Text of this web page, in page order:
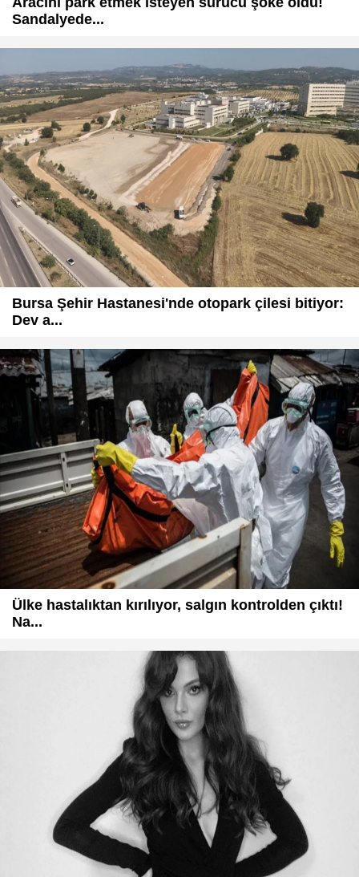
Sandalyede...
Bursa Şehir Hastanesi'nde otopark çilesi bitiyor:
Dev a...
Ülke hastalıktan kırılıyor, salgın kontrolden çıktı!
Na...